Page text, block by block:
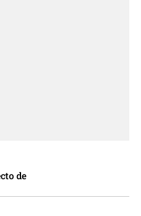
de